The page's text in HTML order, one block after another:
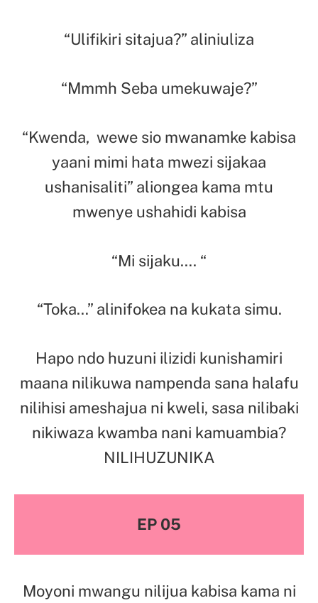
“Ulifikiri sitajua?” aliniuliza
“Mmmh Seba umekuwaje?”
“Kwenda, wewe sio mwanamke kabisa
yaani mimi hata mwezi sijakaa
ushanisaliti” aliongea kama mtu
mwenye ushahidi kabisa
“Mi sijaku…. “
“Toka…” alinifokea na kukata simu.
Hapo ndo huzuni ilizidi kunishamiri
maana nilikuwa nampenda sana halafu
nilihisi ameshajua ni kweli, sasa nilibaki
nikiwaza kwamba nani kamuambia?
NILIHUZUNIKA
EP 05
Moyoni mwangu nilijua kabisa kama ni